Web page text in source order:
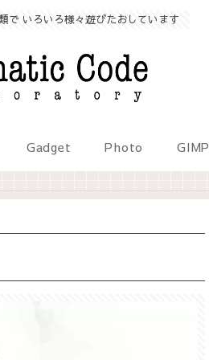
で いろいろ様々遊びたおしています
Gadget Photo GIMP